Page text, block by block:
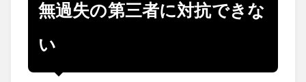
無過失の第三者に対抗できな
い